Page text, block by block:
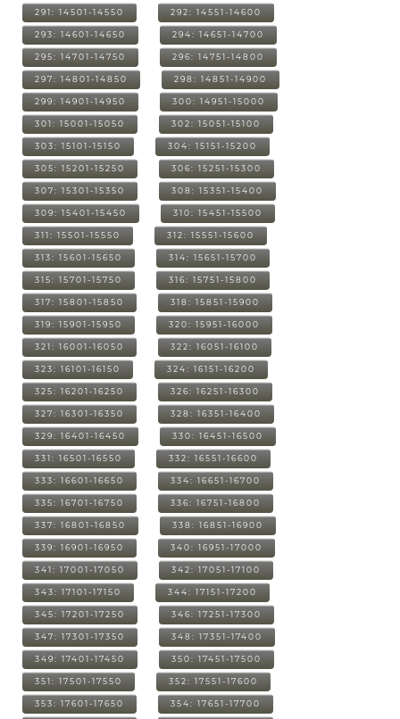
291: 14501-14550 292: 14551-14600
293: 14601-14650 294: 14651-14700
295: 14701-14750 296: 14751-14800
297: 14801-14850 298: 14851-14900
299: 14901-14950 300: 14951-15000
301: 15001-15050 302: 15051-15100
303: 15101-15150 304: 15151-15200
305: 15201-15250 306: 15251-15300
307: 15301-15350 308: 15351-15400
309: 15401-15450 310: 15451-15500
311: 15501-15550 312: 15551-15600
313: 15601-15650 314: 15651-15700
315: 15701-15750 316: 15751-15800
317: 15801-15850 318: 15851-15900
319: 15901-15950 320: 15951-16000
321: 16001-16050 322: 16051-16100
323: 16101-16150 324: 16151-16200
325: 16201-16250 326: 16251-16300
327: 16301-16350 328: 16351-16400
329: 16401-16450 330: 16451-16500
331: 16501-16550 332: 16551-16600
333: 16601-16650 334: 16651-16700
335: 16701-16750 336: 16751-16800
337: 16801-16850 338: 16851-16900
339: 16901-16950 340: 16951-17000
341: 17001-17050 342: 17051-17100
343: 17101-17150 344: 17151-17200
345: 17201-17250 346: 17251-17300
347: 17301-17350 348: 17351-17400
349: 17401-17450 350: 17451-17500
351: 17501-17550 352: 17551-17600
353: 17601-17650 354: 17651-17700